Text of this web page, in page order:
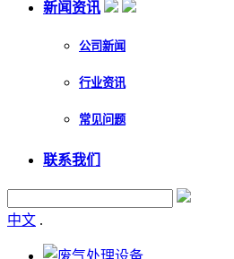
新闻资讯
公司新闻
行业资讯
常见问题
联系我们
中文 .